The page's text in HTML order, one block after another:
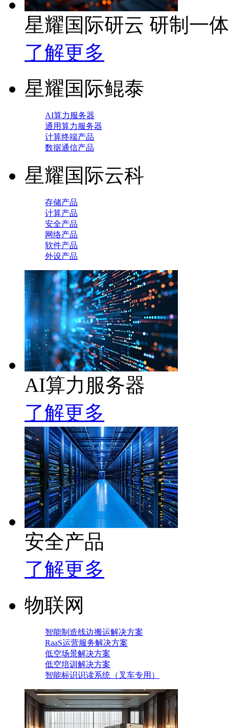
星耀国际研云 研制一
了解更多
星耀国际鲲泰
AI算力服务器
通用算力服务器
计算终端产品
数据通信产品
星耀国际云科
存储产品
计算产品
安全产品
网络产品
软件产品
外设产品
AI算力服务器
了解更多
安全产品
了解更多
物联网
智能制造线边搬运解决方案
RaaS运营服务解决方案
低空场景解决方案
低空培训解决方案
智能标识识读系统（叉车专用）